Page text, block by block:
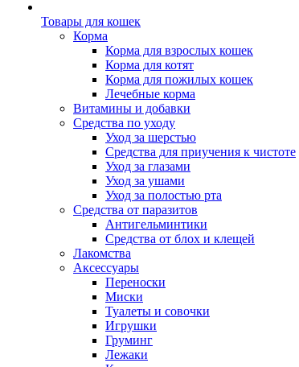
Товары для кошек
Корма
Корма для взрослых кошек
Корма для котят
Корма для пожилых кошек
Лечебные корма
Витамины и добавки
Средства по уходу
Уход за шерстью
Средства для приучения к чистоте
Уход за глазами
Уход за ушами
Уход за полостью рта
Средства от паразитов
Антигельминтики
Средства от блох и клещей
Лакомства
Аксессуары
Переноски
Миски
Туалеты и совочки
Игрушки
Груминг
Лежаки